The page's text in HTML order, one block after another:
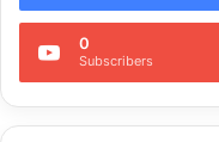
0
Subscribers